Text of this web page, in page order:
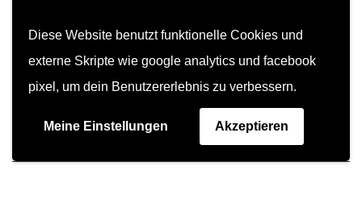
Diese Website benutzt funktionelle Cookies und
externe Skripte wie google analytics und facebook
pixel, um dein Benutzererlebnis zu verbessern.
Meine Einstellungen Akzeptieren
Widerrufsrecht